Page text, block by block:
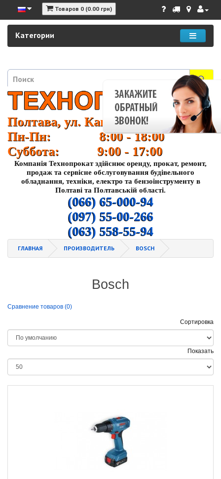
Товаров 0 (0.00 грн)
Категории
Полтава, ул. Кагамлыка 37
Пн-Пн: 8:00 - 18:00
Суббота: 9:00 - 17:00
Компанія Технопрокат здійснює оренду, прокат, ремонт,
продаж та сервісне обслуговування будівельного
обладнання, техніки, електро та бензоінструменту в
Полтаві та Полтавській області.
(066) 65-000-94
(097) 55-00-266
(063) 558-55-94
ГЛАВНАЯ ПРОИЗВОДИТЕЛЬ BOSCH
Bosch
Сравнение товаров (0)
Сортировка
Показать